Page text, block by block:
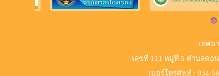
เทศบ
เลขที่ 111 หมู่ที่ 5 ตำบลดอ
เบอร์​โทรศัพท์ : 034-